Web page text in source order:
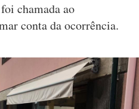
chamada ao
conta da ocorrência.